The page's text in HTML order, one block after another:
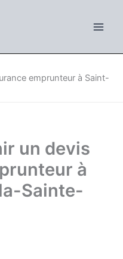
emprunteur à Saint-
un devis
à
Sainte-